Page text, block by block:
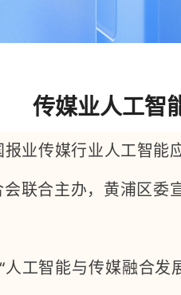
传媒业人工智
业传媒行业人工智
联合主办，黄浦区
人工智能与传媒融合